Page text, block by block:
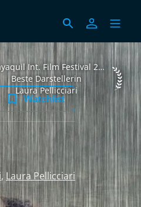
Int. Film Festival 2021 Beste
Guayaquil Int. Film Festival 2021
Beste Darstellerin
Laura Pellicciari
Watchlist
, Laura Pellicciari